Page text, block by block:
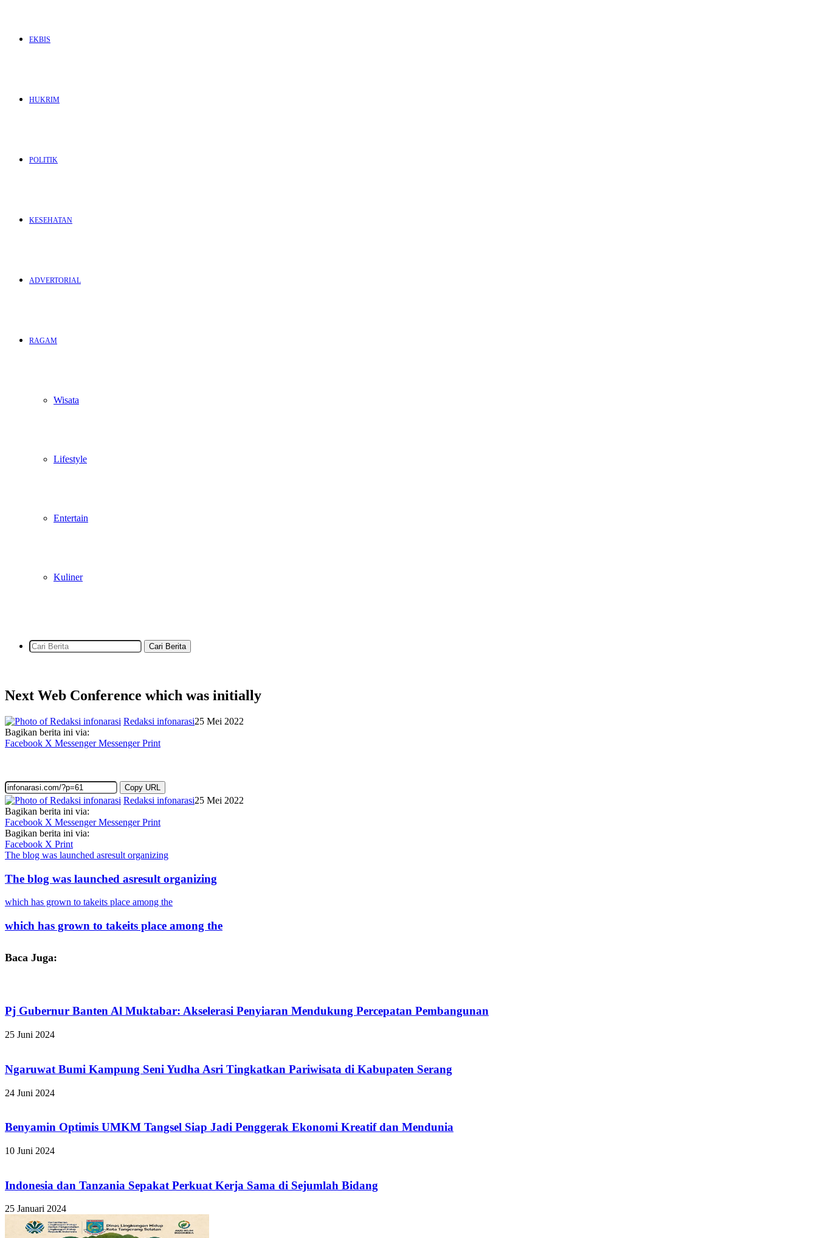
EKBIS
HUKRIM
POLITIK
KESEHATAN
ADVERTORIAL
RAGAM
Wisata
Lifestyle
Entertain
Kuliner
Cari Berita
Next Web Conference which was initially
Redaksi infonarasi25 Mei 2022
Bagikan berita ini via:
Facebook X Messenger Messenger Print
Copy URL
Redaksi infonarasi25 Mei 2022
Bagikan berita ini via:
Facebook X Messenger Messenger Print
Bagikan berita ini via:
Facebook X Print
The blog was launched asresult organizing
The blog was launched asresult organizing
which has grown to takeits place among the
which has grown to takeits place among the
Baca Juga:
Pj Gubernur Banten Al Muktabar: Akselerasi Penyiaran Mendukung Percepatan Pembangunan
25 Juni 2024
Ngaruwat Bumi Kampung Seni Yudha Asri Tingkatkan Pariwisata di Kabupaten Serang
24 Juni 2024
Benyamin Optimis UMKM Tangsel Siap Jadi Penggerak Ekonomi Kreatif dan Mendunia
10 Juni 2024
Indonesia dan Tanzania Sepakat Perkuat Kerja Sama di Sejumlah Bidang
25 Januari 2024